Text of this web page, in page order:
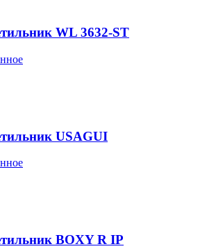
WL 3632-ST
USAGUI
BOXY R IP